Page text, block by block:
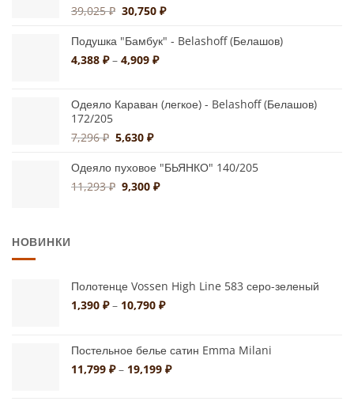
39,025₽ Первоначальная
составляла
39,025 ₽.
30,750₽Текущая
30,750 ₽.
Подушка "Бамбук" - Belashoff (Белашов)
4,388 ₽ – 4,909 ₽Диапазон
–
Одеяло Караван (легкое) - Belashoff (Белашов)
172/205
7,296₽ Первоначальная
составляла
7,296 ₽.
5,630₽Текущая
5,630 ₽.
Одеяло пуховое "БЬЯНКО" 140/205
11,293₽ Первоначальная
9,300₽Текущая
НОВИНКИ
Полотенце Vossen High Line 583 серо-зеленый
1,390 ₽ – 10,790 ₽Диапазон
–
10,790 ₽
Постельное белье сатин Emma Milani
11,799 ₽ – 19,199 ₽Диапазон